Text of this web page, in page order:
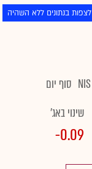
לצפות בנתונים ללא השהיה
NIS סוף יום
שינוי באג'
-0.09